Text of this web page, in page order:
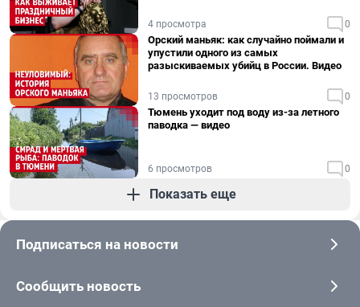
4 просмотра 0
Орский маньяк: как случайно поймали и
упустили одного из самых
разыскиваемых убийц в России. Видео
13 просмотров 0
Тюмень уходит под воду из-за летного
паводка — видео
6 просмотров 0
Показать еще
Подписаться на новости
Сообщить новость